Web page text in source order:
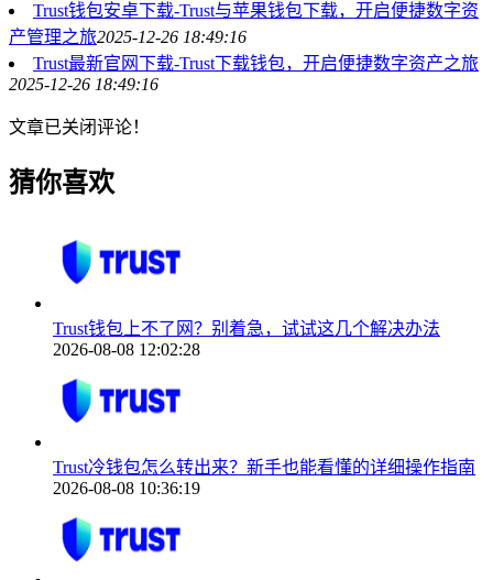
Trust钱包安卓下载-Trust与苹果钱包下载，开启便捷数字资
产管理之旅2025-12-26 18:49:16
Trust最新官网下载-Trust下载钱包，开启便捷数字资产之旅
2025-12-26 18:49:16
文章已关闭评论！
猜你喜欢
Trust钱包上不了网？别着急，试试这几个解决办法
2026-08-08 12:02:28
Trust冷钱包怎么转出来？新手也能看懂的详细操作指南
2026-08-08 10:36:19